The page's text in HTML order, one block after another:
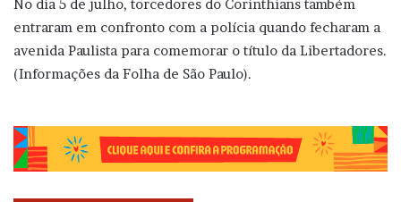
No dia 5 de julho, torcedores do Corinthians também
entraram em confronto com a polícia quando fecharam a
avenida Paulista para comemorar o título da Libertadores.
(Informações da Folha de São Paulo).